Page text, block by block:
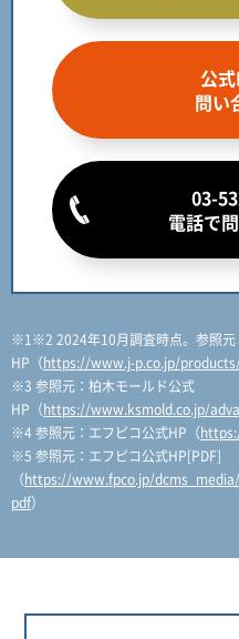
公
問い
03-
電話で
※1※2 2024年10月調査時点。参照元
HP（https://www.j-p.co.jp/
※3 参照元：柏木モールド公式
HP（https://www.ksmold.co.jp/
※4 参照元：エフピコ公式HP（
※5 参照元：エフピコ公式HP[PDF]
（https://www.fpco.jp/
pdf）